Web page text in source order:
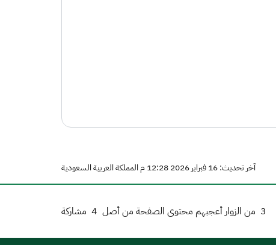
آخر تحديث: 16 فبراير 2026 12:28 م المملكة العربية السعودية
3 من الزوار أعجبهم محتوى الصفحة من أصل 4 مشاركة